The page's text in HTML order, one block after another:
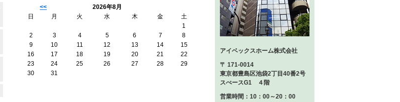
<<
2026年8月
日
月 火 水 木 金
土
1
2
3 4 5 6 7
8
9
10 11 12 13 14
15
16
17 18 19 20 21
22
23
24 25 26 27 28
29
30
31
アイベックスホーム株式会社
〒 171-0014
東京都豊島区池袋2丁目40番2号
スぺースG1 ４階
営業時間：10：00～20：00